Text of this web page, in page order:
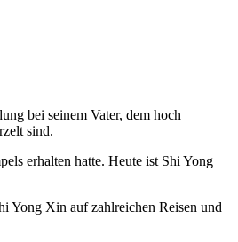
bei seinem Vater, dem hoch
sind.
erhalten hatte. Heute ist Shi Yong
Yong Xin auf zahlreichen Reisen und